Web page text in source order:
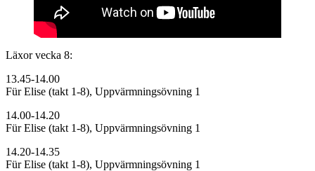
Läxor vecka 8:
13.45-14.00
Für Elise (takt 1-8), Uppvärmningsövning 1
14.00-14.20
Für Elise (takt 1-8), Uppvärmningsövning 1
14.20-14.35
Für Elise (takt 1-8), Uppvärmningsövning 1